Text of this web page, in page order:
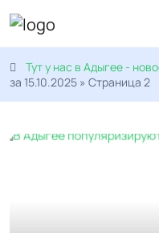
Тут у нас в Адыгее -
за 15.10.2025 » Страница 2